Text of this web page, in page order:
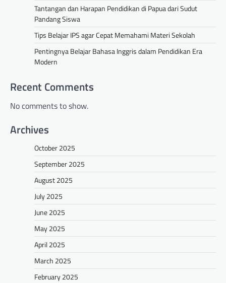
Tantangan dan Harapan Pendidikan di Papua dari Sudut
Pandang Siswa
Tips Belajar IPS agar Cepat Memahami Materi Sekolah
Pentingnya Belajar Bahasa Inggris dalam Pendidikan Era
Modern
Recent Comments
No comments to show.
Archives
October 2025
September 2025
August 2025
July 2025
June 2025
May 2025
April 2025
March 2025
February 2025